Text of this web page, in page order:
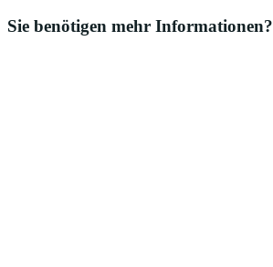
Sie benötigen mehr Informationen?